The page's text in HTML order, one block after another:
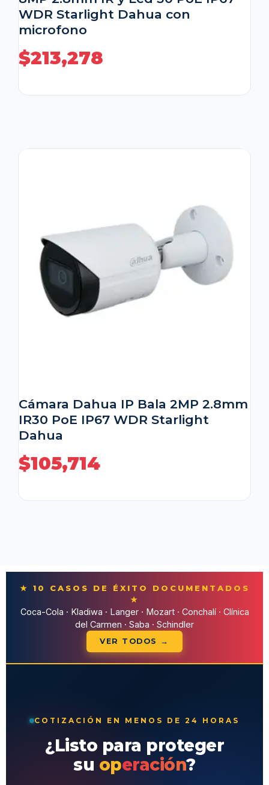
WDR Starlight Dahua con
microfono
$213,278
Cámara Dahua IP Bala 2MP 2.8mm
IR30 PoE IP67 WDR Starlight
Dahua
$105,714
★ 10 CASOS DE ÉXITO DOCUMENTADOS
★
Coca-Cola · Kladiwa · Langer · Mozart · Conchalí · Clínica
del Carmen · Saba · Schindler
VER TODOS →
COTIZACIÓN EN MENOS DE 24 HORAS
¿Listo para proteger
su operación?